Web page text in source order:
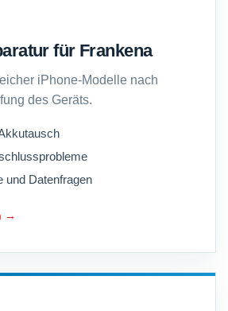
für Frankena
iPhone-Modelle nach
des Geräts.
und Datenfragen
→